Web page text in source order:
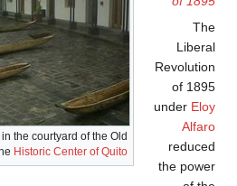
out canoesin the courtyard of the Old
Hospital in theHistoric Center of Quito